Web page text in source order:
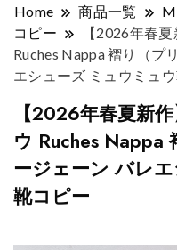
Home 商品一覧
コピー
【2026年春
Ruches Nappa 褶り（プ
エシューズ ミュウミュ
【2026年春夏新
ウ Ruches Nappa
ージェーン バレ
靴コピー